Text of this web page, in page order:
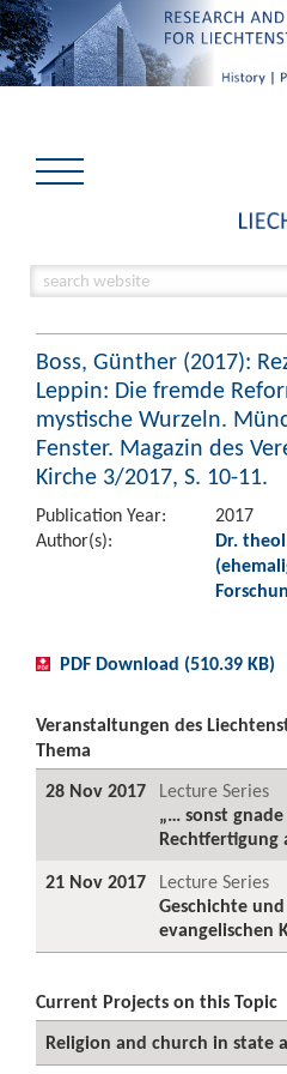
Boss, Günther (2017):
Leppin: Die fremde
mystische Wurzeln.
Fenster. Magazin des
Kirche 3/2017, S. 10-11.
Publication Year:
2017
Author(s):
Dr.
PDF Download (510.39 KB)
Veranstaltungen des
Thema
28 Nov 2017
Lecture Series
„… sonst
Rechtfertigung
21 Nov 2017
Lecture Series
Geschichte
evangelischen
Current Projects on this Topic
Religion and church in state